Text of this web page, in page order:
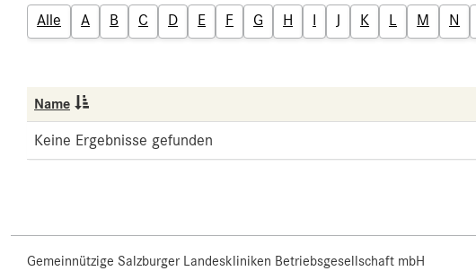
Alle A B C D E F G H I J K L M N
Name
Keine Ergebnisse gefunden
Gemeinnützige Salzburger Landeskliniken Betriebsgesellschaft mbH